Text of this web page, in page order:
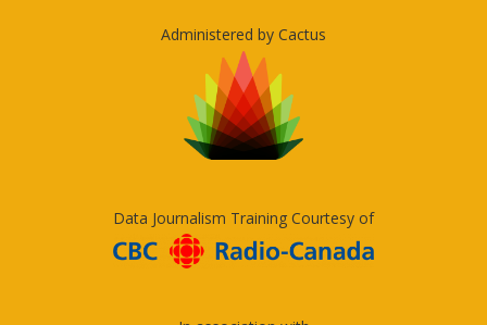
Administered by Cactus
Data Journalism Training Courtesy of